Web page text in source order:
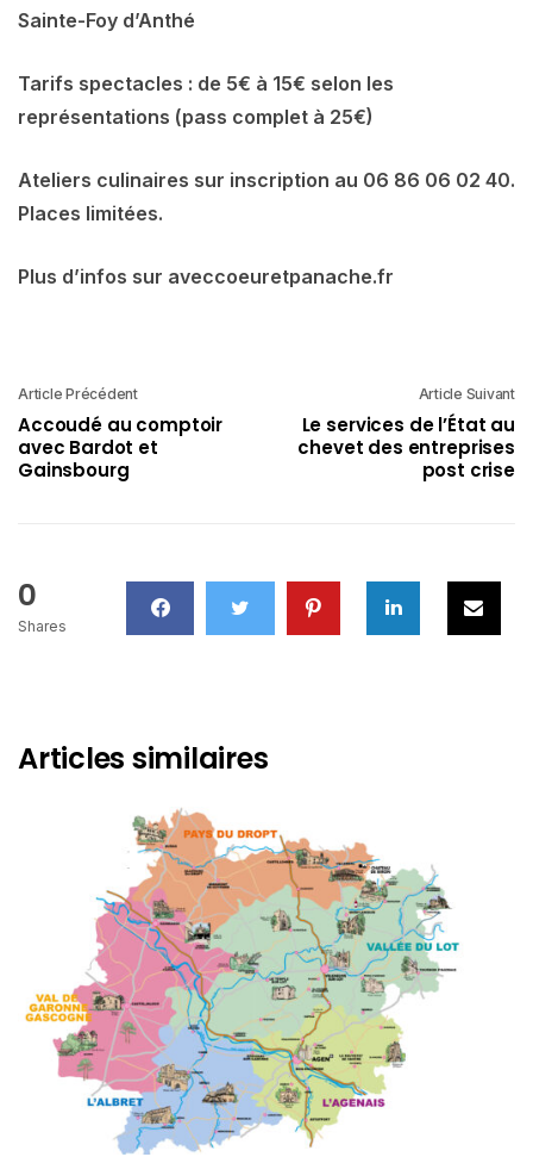
Sainte-Foy d’Anthé
Tarifs spectacles : de 5€ à 15€ selon les
représentations (pass complet à 25€)
Ateliers culinaires sur inscription au 06 86 06 02 40.
Places limitées.
Plus d’infos sur aveccoeuretpanache.fr
Article Précédent
Accoudé au comptoir
avec Bardot et
Gainsbourg
Article Suivant
Le services de l’État au
chevet des entreprises
post crise
0
Shares
Articles similaires